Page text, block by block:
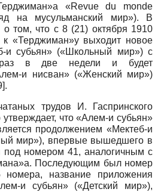
«Revue du monde
на мусульманский мир»). В
о том, что с 8 (21) октября 1910
к «Терджиман»у выходит новое
и субьян» («Школьный мир») с
раз в две недели и будет
и нисван» («Женский мир»)
.
трудов И. Гаспринского
что «Алем-и субьян»
продолжением «Мектеб-и
мир»), впервые вышедшего в
под номером 41, аналогичным с
Последующим был номер
название приложения
и субьян» («Детский мир»),